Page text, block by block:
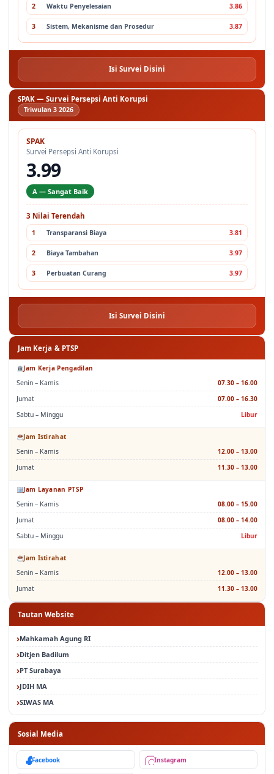
2 Waktu Penyelesaian 3.86
3 Sistem, Mekanisme dan Prosedur 3.87
Isi Survei Disini
SPAK — Survei Persepsi Anti Korupsi
Triwulan 3 2026
SPAK
Survei Persepsi Anti Korupsi
3.99
A — Sangat Baik
3 Nilai Terendah
1 Transparansi Biaya 3.81
2 Biaya Tambahan 3.97
3 Perbuatan Curang 3.97
Isi Survei Disini
Jam Kerja & PTSP
Jam Kerja Pengadilan
Senin – Kamis
07.30 – 16.00
Jumat
07.00 – 16.30
Sabtu – Minggu
Libur
Jam Istirahat
Senin – Kamis
12.00 – 13.00
Jumat
11.30 – 13.00
Jam Layanan PTSP
Senin – Kamis
08.00 – 15.00
Jumat
08.00 – 14.00
Sabtu – Minggu
Libur
Jam Istirahat
Senin – Kamis
12.00 – 13.00
Jumat
11.30 – 13.00
Tautan Website
Mahkamah Agung RI
Ditjen Badilum
PT Surabaya
JDIH MA
SIWAS MA
Sosial Media
Facebook Instagram